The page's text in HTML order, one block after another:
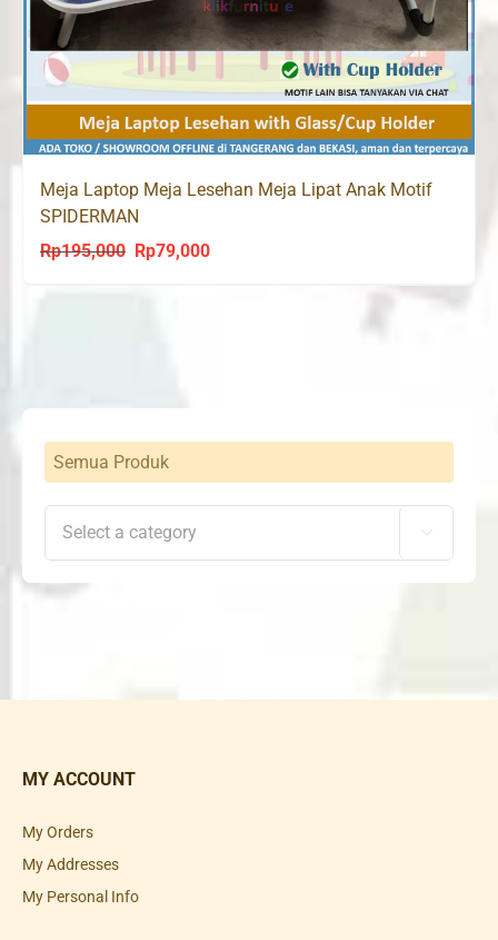
Meja Laptop Meja Lesehan Meja Lipat Anak Motif
SPIDERMAN
Rp195,000
Original
Rp79,000Current
Semua Produk

MY ACCOUNT
My Orders
My Addresses
My Personal Info